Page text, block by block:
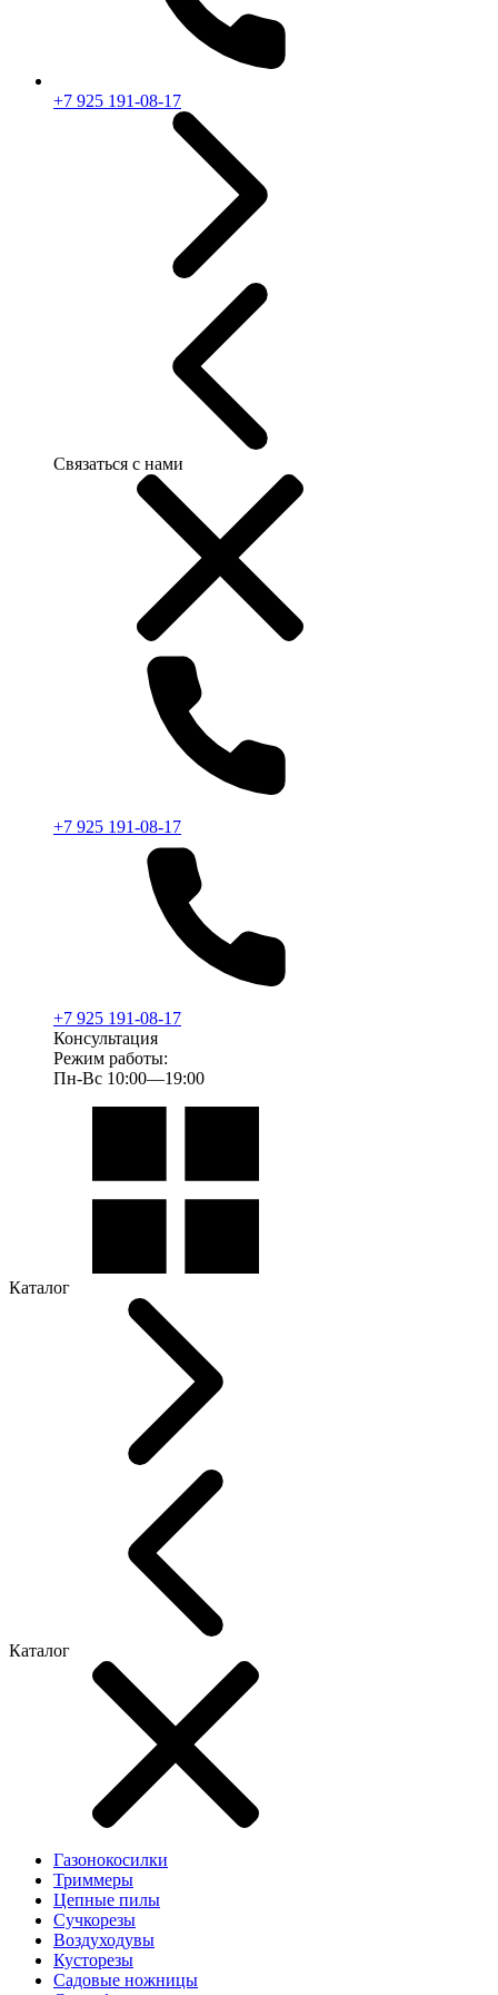
+7 925 191-08-17
Связаться с нами
+7 925 191-08-17
+7 925 191-08-17
Консультация
Режим работы:
Пн-Вс 10:00—19:00
Каталог
Каталог
Газонокосилки
Триммеры
Цепные пилы
Cучкорезы
Воздуходувы
Кусторезы
Садовые ножницы